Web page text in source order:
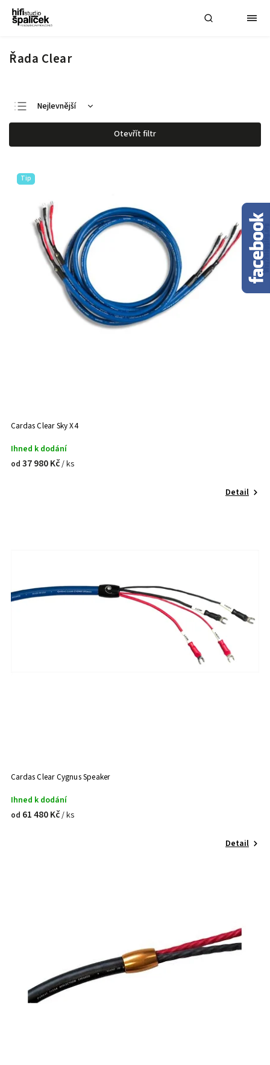
Řada Clear
Nejlevnější
Nejdražší
Nejprodávanější
Otevřít filtr
Tip
Cardas Clear Sky X4
Ihned k dodání
od 37 980 Kč/ ks
Detail
Cardas Clear Cygnus Speaker
Ihned k dodání
od 61 480 Kč/ ks
Detail